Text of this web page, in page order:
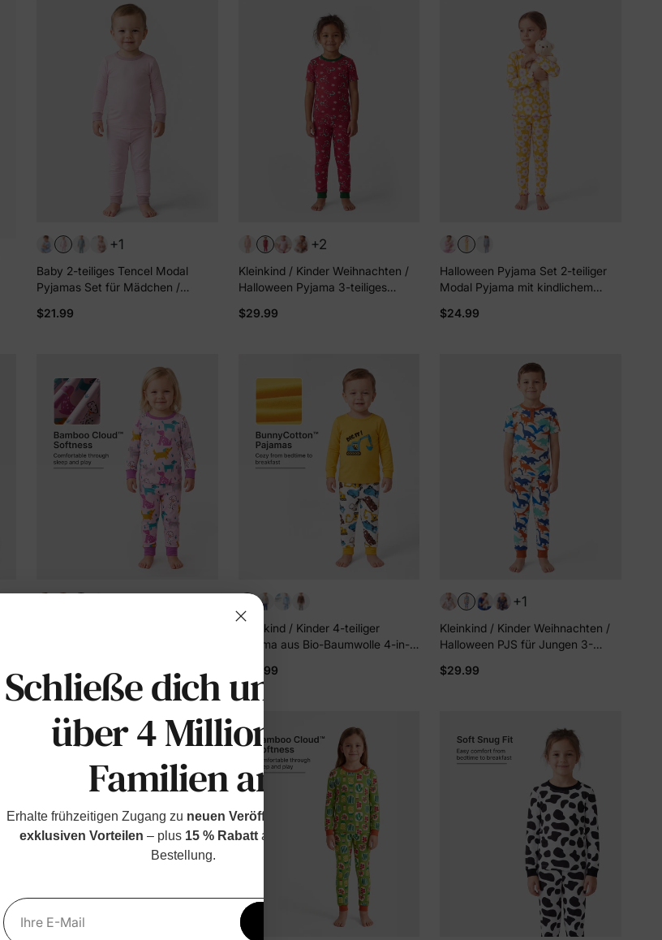
+1
Baby 2-teiliges Tencel Modal
Pyjamas Set für Mädchen /
$21.99
+2
Kleinkind / Kinder Weihnachten /
Halloween Pyjama 3-teiliges
für 4 Jahreszeiten (eng anliegend)
$29.99
Halloween Pyjama Set 2-teiliger
Modal Pyjama mit kindlichem
eng anliegend ) gelb
$24.99
Baby/Kleinkind Fuchsie
$24.99
Kleinkind / Kinder 4-teiliger
Pyjama aus Bio-Baumwolle 4-in-1
Jungen gelb
$43.99
+1
Kleinkind / Kinder Weihnachten /
Halloween PJS für Jungen 3-
1-Look für 4 Jahreszeiten (eng
$29.99
Schließe dich unseren
über 4 Millionen
Familien an
Erhalte frühzeitigen Zugang zu neuen Veröffentlichungen &
exklusiven Vorteilen – plus 15 % Rabatt auf deine erste
Bestellung.
Ihre E-Mail